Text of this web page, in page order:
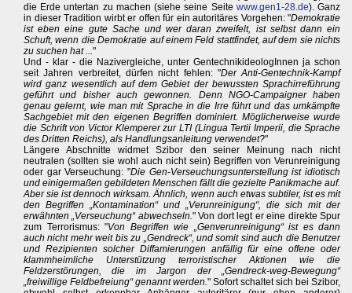
die Erde untertan zu machen (siehe seine Seite www.gen1-28.de). Ganz
in dieser Tradition wirbt er offen für ein autoritäres Vorgehen: "Demokratie
ist eben eine gute Sache und wer daran zweifelt, ist selbst dann ein
Schuft, wenn die Demokratie auf einem Feld stattfindet, auf dem sie nichts
zu suchen hat ..."
Und - klar - die Nazivergleiche, unter GentechnikideologInnen ja schon
seit Jahren verbreitet, dürfen nicht fehlen: "Der Anti-Gentechnik-Kampf
wird ganz wesentlich auf dem Gebiet der bewussten Sprachirreführung
geführt und bisher auch gewonnen. Denn NGO-Campaigner haben
genau gelernt, wie man mit Sprache in die Irre führt und das umkämpfte
Sachgebiet mit den eigenen Begriffen dominiert. Möglicherweise wurde
die Schrift von Victor Klemperer zur LTI (Lingua Tertii Imperii, die Sprache
des Dritten Reichs), als Handlungsanleitung verwendet?"
Längere Abschnitte widmet Szibor den seiner Meinung nach nicht
neutralen (sollten sie wohl auch nicht sein) Begriffen von Verunreinigung
oder gar Verseuchung: "Die Gen-Verseuchungsunterstellung ist idiotisch
und einigermaßen gebildeten Menschen fällt die gezielte Panikmache auf.
Aber sie ist dennoch wirksam. Ähnlich, wenn auch etwas subtiler, ist es mit
den Begriffen „Kontamination“ und „Verunreinigung“, die sich mit der
erwähnten „Verseuchung“ abwechseln." Von dort legt er eine direkte Spur
zum Terrorismus: "Von Begriffen wie „Genverunreinigung“ ist es dann
auch nicht mehr weit bis zu „Gendreck“, und somit sind auch die Benutzer
und Rezipienten solcher Diffamierungen anfällig für eine offene oder
klammheimliche Unterstützung terroristischer Aktionen wie die
Feldzerstörungen, die im Jargon der „Gendreck-weg-Bewegung“
„freiwillige Feldbefreiung“ genannt werden." Sofort schaltet sich bei Szibor,